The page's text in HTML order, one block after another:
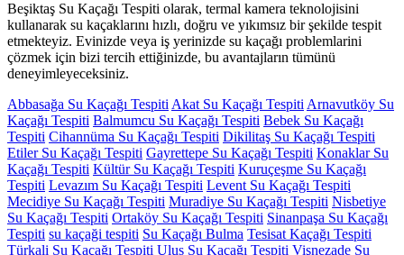
Beşiktaş Su Kaçağı Tespiti olarak, termal kamera teknolojisini
kullanarak su kaçaklarını hızlı, doğru ve yıkımsız bir şekilde tespit
etmekteyiz. Evinizde veya iş yerinizde su kaçağı problemlarini
çözmek için bizi tercih ettiğinizde, bu avantajların tümünü
deneyimleyeceksiniz.
Abbasağa Su Kaçağı TespitiAkat Su Kaçağı TespitiArnavutköy Su
Kaçağı Tespiti Balmumcu Su Kaçağı Tespiti Bebek Su Kaçağı
Tespiti Cihannüma Su Kaçağı Tespiti Dikilitaş Su Kaçağı Tespiti
Etiler Su Kaçağı Tespiti Gayrettepe Su Kaçağı Tespiti Konaklar Su
Kaçağı Tespiti Kültür Su Kaçağı Tespiti Kuruçeşme Su Kaçağı
Tespiti Levazım Su Kaçağı Tespiti Levent Su Kaçağı Tespiti
Mecidiye Su Kaçağı Tespiti Muradiye Su Kaçağı Tespiti Nisbetiye
Su Kaçağı Tespiti Ortaköy Su Kaçağı Tespiti Sinanpaşa Su Kaçağı
Tespiti su kaçaği tespiti Su Kaçağı Bulma Tesisat Kaçağı Tespiti
Türkali Su Kaçağı Tespiti Ulus Su Kaçağı Tespiti Vişnezade Su